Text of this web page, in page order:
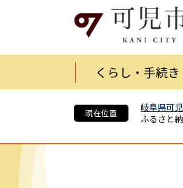
くらし・手続き
現在位置 岐阜県可
ふるさと